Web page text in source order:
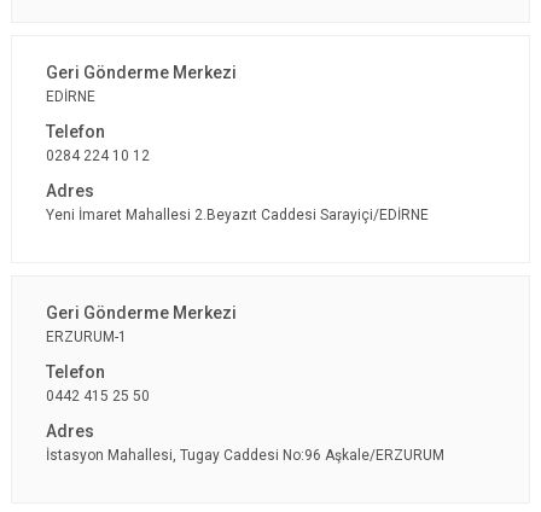
EDİRNE
0284 224 10 12
Yeni İmaret Mahallesi 2.Beyazıt Caddesi Sarayiçi/EDİRNE
ERZURUM-1
0442 415 25 50
İstasyon Mahallesi, Tugay Caddesi No:96 Aşkale/ERZURUM